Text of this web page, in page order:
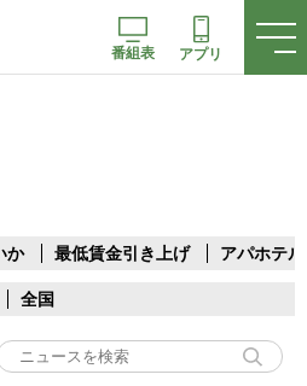
番組表 アプリ
か 最低賃金引き上げ アパホテル
全国